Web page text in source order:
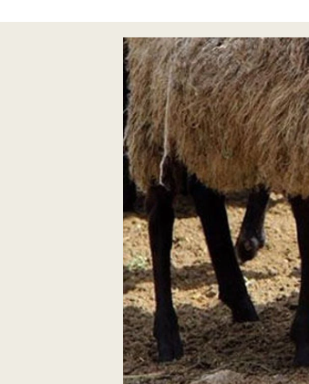
Et fiyatları
Tarım Bilgisi
Yetiştirici Soruyor
Dünyada Tarım
Üretici Birlikleri
Şeker ve Şekerli Mamüller
Tahıllar ve Baklagiller